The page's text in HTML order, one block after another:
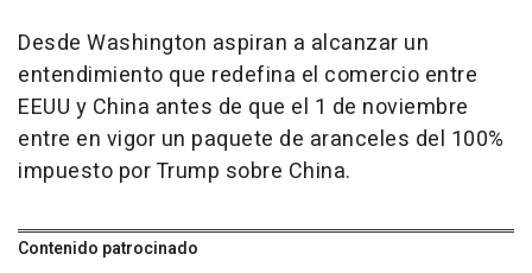
Desde Washington aspiran a alcanzar un
entendimiento que redefina el comercio entre
EEUU y China antes de que el 1 de noviembre
entre en vigor un paquete de aranceles del 100%
impuesto por Trump sobre China.
Contenido patrocinado